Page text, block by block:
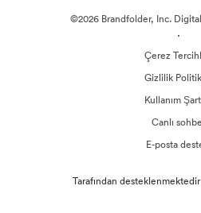
©2026 Brandfolder, Inc.
·
Çerez
Gizlilik
Kullanım
Canlı
E-posta
Tarafından desteklenmektedir